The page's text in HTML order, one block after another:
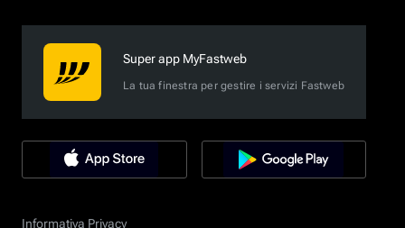
Super app MyFastweb
La tua finestra per gestire i servizi Fastweb
Informativa Privacy